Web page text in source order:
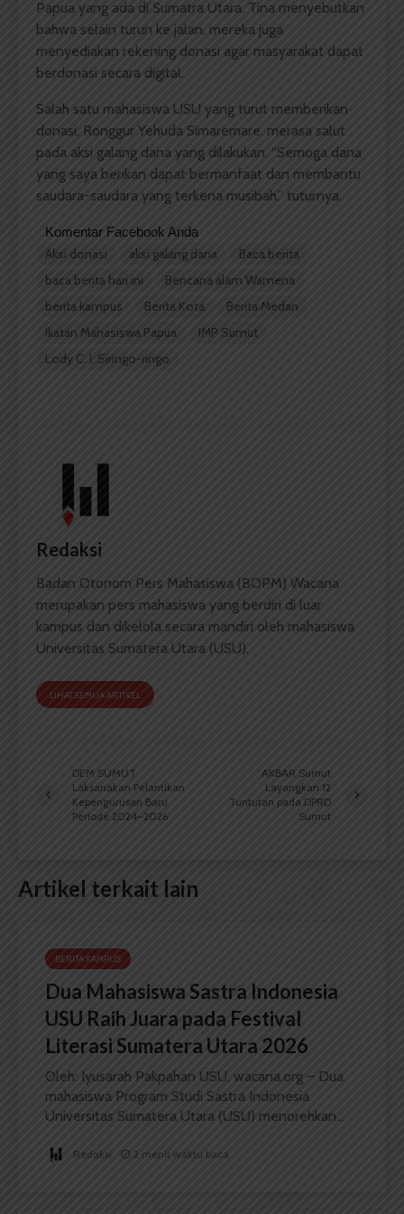
Papua yang ada di Sumatra Utara. Tina menyebutkan
bahwa selain turun ke jalan, mereka juga
menyediakan rekening donasi agar masyarakat dapat
berdonasi secara digital.
Salah satu mahasiswa USU yang turut memberikan
donasi, Ronggur Yehuda Simaremare, merasa salut
pada aksi galang dana yang dilakukan. “Semoga dana
yang saya berikan dapat bermanfaat dan membantu
saudara-saudara yang terkena musibah,” tuturnya.
Komentar Facebook Anda
Aksi donasi aksi galang dana
Baca berita
baca berita hari ini
Bencana alam Wamena
berita kampus
Berita Kota
Berita Medan
Ikatan Mahasiswa Papua
IMP Sumut
Lody C. I. Siringo-ringo
Redaksi
Badan Otonom Pers Mahasiswa (BOPM) Wacana
merupakan pers mahasiswa yang berdiri di luar
kampus dan dikelola secara mandiri oleh mahasiswa
Universitas Sumatera Utara (USU).
LIHAT SEMUA ARTIKEL
DEM SUMUT
Laksanakan Pelantikan
Kepengurusan Baru
Periode 2024–2026
AKBAR Sumut
Layangkan 12
Tuntutan pada DPRD
Sumut
Artikel terkait lain
BERITA KAMPUS
Dua Mahasiswa Sastra Indonesia
USU Raih Juara pada Festival
Literasi Sumatera Utara 2026
Oleh: Iyusarah Pakpahan USU, wacana.org – Dua
mahasiswa Program Studi Sastra Indonesia
Universitas Sumatera Utara (USU) menorehkan...
Redaksi 2 menit waktu baca